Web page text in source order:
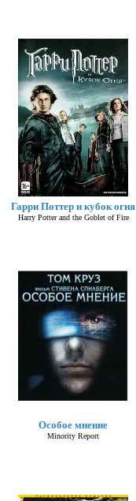
Гарри Поттер и кубок огня
Harry Potter and the Goblet of Fire
Особое мнение
Minority Report